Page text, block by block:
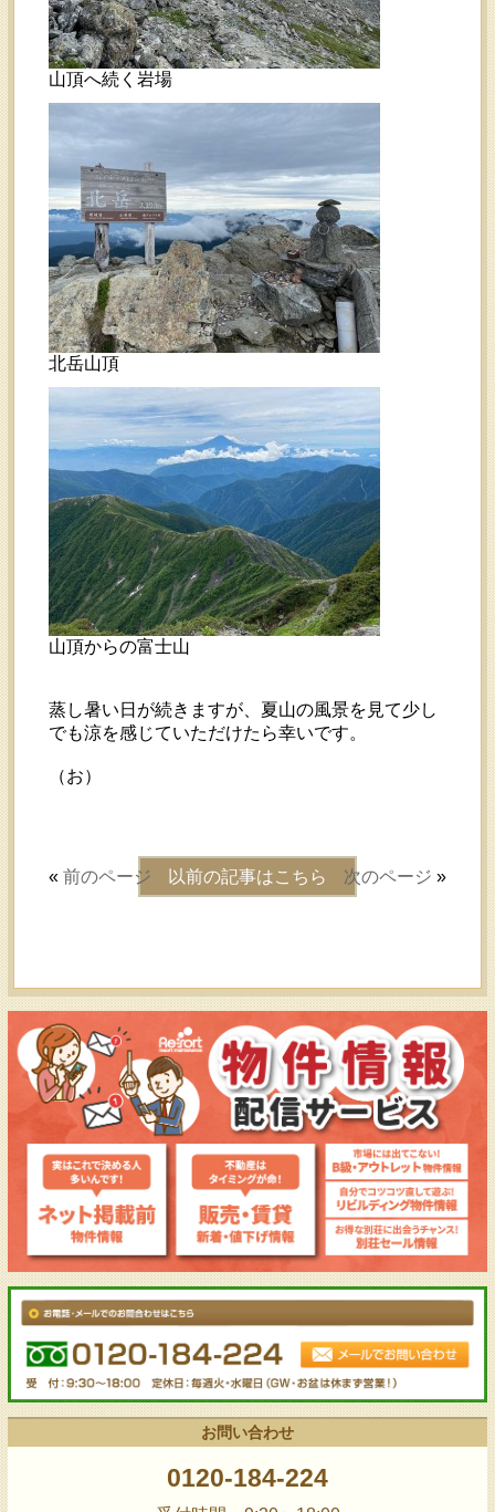
山頂へ続く岩場
北岳山頂
山頂からの富士山
蒸し暑い日が続きますが、夏山の風景を見て少し
でも涼を感じていただけたら幸いです。
（お）
« 前のページ 次のページ »
以前の記事はこちら
お問い合わせ
0120-184-224